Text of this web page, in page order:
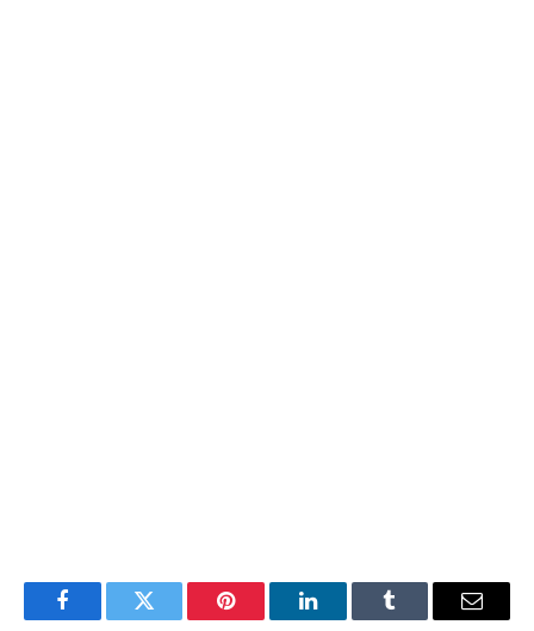
FacebookTwitter Pinterest LinkedInTumblr Email